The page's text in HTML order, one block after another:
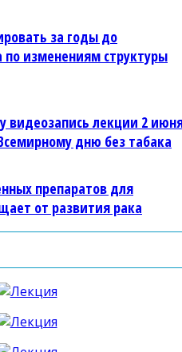
за годы до
по изменениям структуры
видеозапись лекции 2
дню без табака
препаратов для
от развития рака